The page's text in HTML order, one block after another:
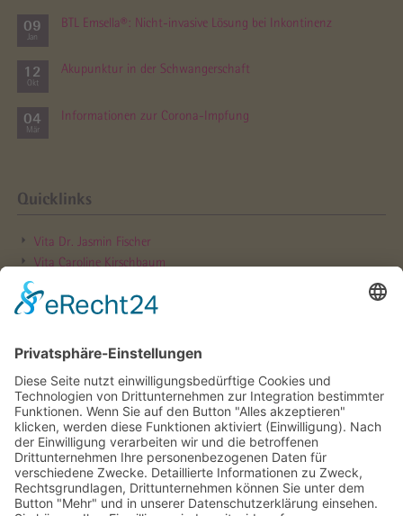
09
Jan
BTL Emsella®: Nicht-invasive Lösung bei Inkontinenz
12
Okt
Akupunktur in der Schwanger­schaft
04
Mär
Informationen zur Corona-Impfung
Quicklinks
Vita Dr. Jasmin Fischer
Vita Caroline Kirschbaum
Hebammen­sprechstunde
Online Rezept­bestellung
Parkplätze für Patientinnen